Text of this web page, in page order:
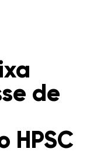
de
HPSC